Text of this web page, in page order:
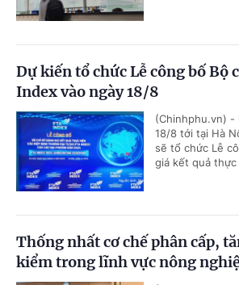
Dự kiến tổ chức Lễ công bố Bộ
Index vào ngày 18/8
(Chinhphu.vn) -
18/8 tới tại Hà
sẽ tổ chức Lễ
giá kết quả
Thống nhất cơ chế phân cấp,
kiểm trong lĩnh vực nông